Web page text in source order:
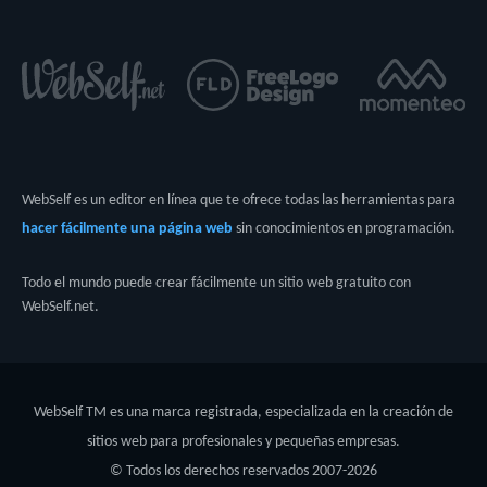
WebSelf es un editor en línea que te ofrece todas las herramientas para
hacer fácilmente una página web sin conocimientos en programación.
Todo el mundo puede crear fácilmente un sitio web gratuito con
WebSelf.net.
WebSelf TM es una marca registrada, especializada en la creación de
sitios web para profesionales y pequeñas empresas.
© Todos los derechos reservados 2007-2026